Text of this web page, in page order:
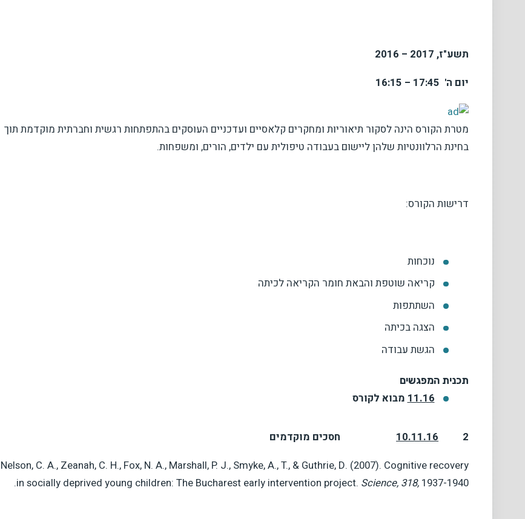
תשע"ז, 2017 – 2016
יום ה' 17:45 – 16:15
מטרת הקורס הינה לסקור תיאוריות ומחקרים קלאסיים ועדכניים העוסקים בהתפתחות רגשית וחברתית מוקדמת תוך
בחינת הרלוונטיות שלהן ליישום בעבודה טיפולית עם ילדים, הורים, ומשפחות.
דרישות הקורס:
נוכחות
קריאה שוטפת והבאת חומר הקריאה לכיתה
השתתפות
הצגה בכיתה
הגשת עבודה
תכנית המפגשים
11.16 מבוא לקורס
2
10.11.16
חסכים מוקדמים
Nelson, C. A., Zeanah, C. H., Fox, N. A., Marshall, P. J., Smyke, A., T., & Guthrie, D. (2007). Cognitive recovery
in socially deprived young children: The Bucharest early intervention project. Science, 318, 1937-1940.